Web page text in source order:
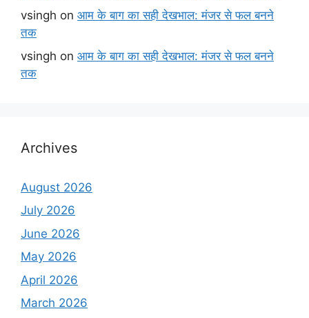
vsingh on आम के बाग का सही देखभाल: मंजर से फल बनने
तक
vsingh on आम के बाग का सही देखभाल: मंजर से फल बनने
तक
Archives
August 2026
July 2026
June 2026
May 2026
April 2026
March 2026